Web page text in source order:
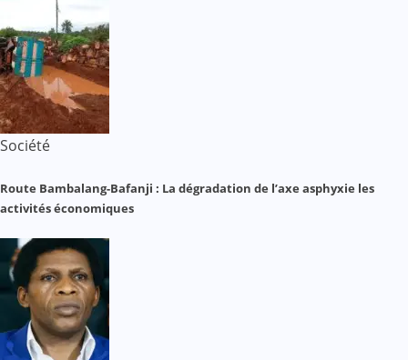
Société
Route Bambalang-Bafanji : La dégradation de l’axe asphyxie les
activités économiques